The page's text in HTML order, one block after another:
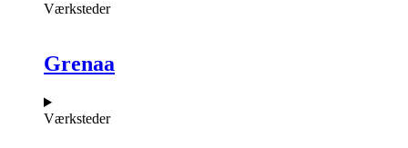
Værksteder
Grenaa
Værksteder